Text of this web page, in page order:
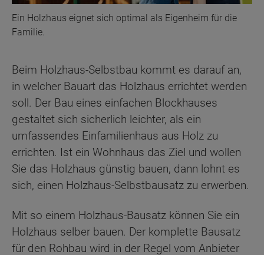
Ein Holzhaus eignet sich optimal als Eigenheim für die
Familie.
Beim Holzhaus-Selbstbau kommt es darauf an,
in welcher Bauart das Holzhaus errichtet werden
soll. Der Bau eines einfachen Blockhauses
gestaltet sich sicherlich leichter, als ein
umfassendes Einfamilienhaus aus Holz zu
errichten. Ist ein Wohnhaus das Ziel und wollen
Sie das Holzhaus günstig bauen, dann lohnt es
sich, einen Holzhaus-Selbstbausatz zu erwerben.
Mit so einem Holzhaus-Bausatz können Sie ein
Holzhaus selber bauen. Der komplette Bausatz
für den Rohbau wird in der Regel vom Anbieter